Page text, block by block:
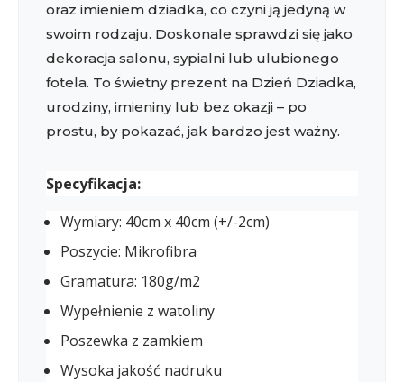
oraz imieniem dziadka, co czyni ją jedyną w
swoim rodzaju. Doskonale sprawdzi się jako
dekoracja salonu, sypialni lub ulubionego
fotela. To świetny prezent na Dzień Dziadka,
urodziny, imieniny lub bez okazji – po
prostu, by pokazać, jak bardzo jest ważny.
Specyfikacja:
Wymiary: 40cm x 40cm (+/-2cm)
Poszycie: Mikrofibra
Gramatura: 180g/m2
Wypełnienie z watoliny
Poszewka z zamkiem
Wysoka jakość nadruku